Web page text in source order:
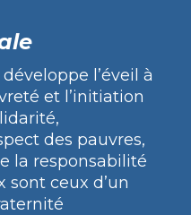
l’éveil à
et l’initiation
des pauvres,
la responsabilité
sont ceux d’un